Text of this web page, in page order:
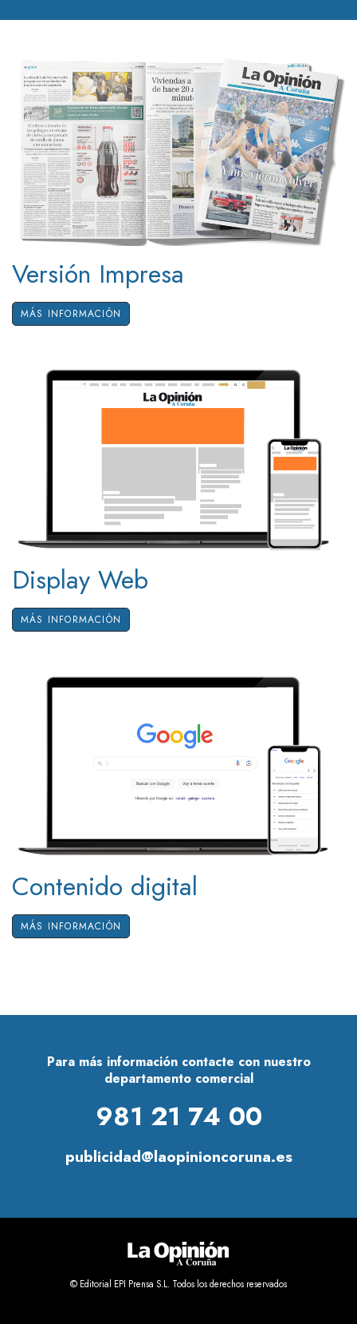
Versión Impresa
MÁS INFORMACIÓN
Display Web
MÁS INFORMACIÓN
Contenido digital
MÁS INFORMACIÓN
Para más información contacte con nuestro
departamento comercial
981 21 74 00
publicidad@laopinioncoruna.es
© Editorial EPI Prensa S.L. Todos los derechos reservados